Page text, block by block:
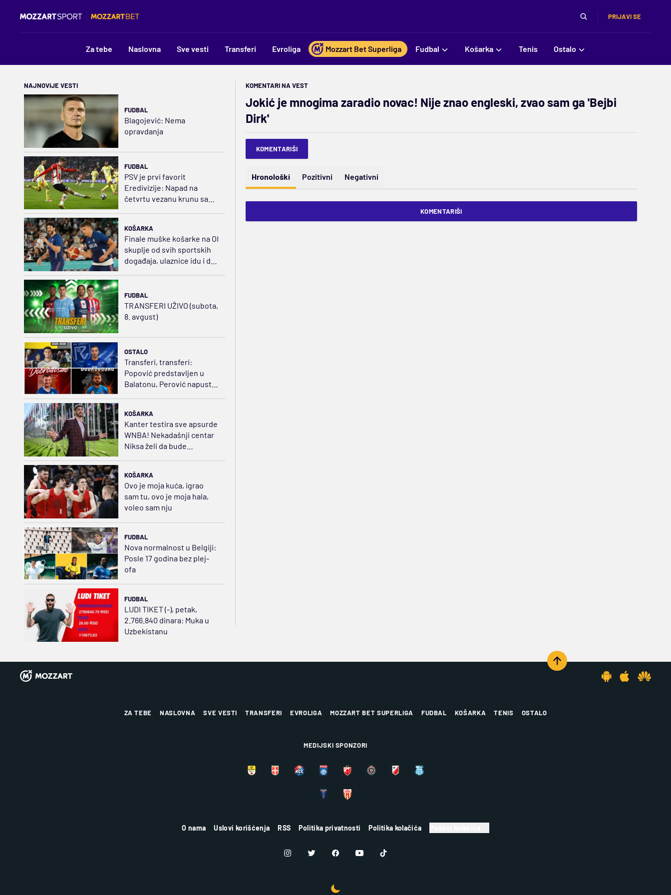
PRIJAVI SE
Za tebe Naslovna Sve vesti Transferi Evroliga Mozzart Bet Superliga Fudbal Košarka Tenis Ostalo
NAJNOVIJE VESTI
FUDBAL
Blagojević: Nema
opravdanja
FUDBAL
PSV je prvi favorit
Eredivizije: Napad na
četvrtu vezanu krunu sa
KOŠARKA
Finale muške košarke na OI
skuplje od svih sportskih
događaja, ulaznice idu i do
FUDBAL
TRANSFERI UŽIVO (subota,
8. avgust)
OSTALO
Transferi, transferi:
Popović predstavljen u
Balatonu, Perović napustio
KOŠARKA
Kanter testira sve apsurde
WNBA! Nekadašnji centar
Niksa želi da bude
KOŠARKA
Ovo je moja kuća, igrao
sam tu, ovo je moja hala,
voleo sam nju
FUDBAL
Nova normalnost u Belgiji:
Posle 17 godina bez plej-
ofa
FUDBAL
LUDI TIKET (-), petak,
2.766.840 dinara: Muka u
Uzbekistanu
KOMENTARI NA VEST
Jokić je mnogima zaradio novac! Nije znao engleski, zvao sam ga 'Bejbi
Dirk'
KOMENTARIŠI
Hronološki Pozitivni Negativni
KOMENTARIŠI
ZA TEBE NASLOVNA SVE VESTI TRANSFERI EVROLIGA MOZZART BET SUPERLIGA FUDBAL KOŠARKA TENIS OSTALO
MEDIJSKI SPONZORI
O nama Uslovi korišćenja RSS Politika privatnosti Politika kolačića